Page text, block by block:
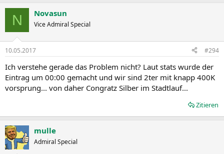
N Novasun
Vice Admiral Special
10.05.2017 #294
Ich verstehe gerade das Problem nicht? Laut stats wurde der
Eintrag um 00:00 gemacht und wir sind 2ter mit knapp 400K
vorsprung... von daher Congratz Silber im Stadtlauf...
Zitieren
mulle
Admiral Special